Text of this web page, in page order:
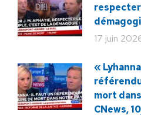
respecter
17 juin
«
mort
CNews,